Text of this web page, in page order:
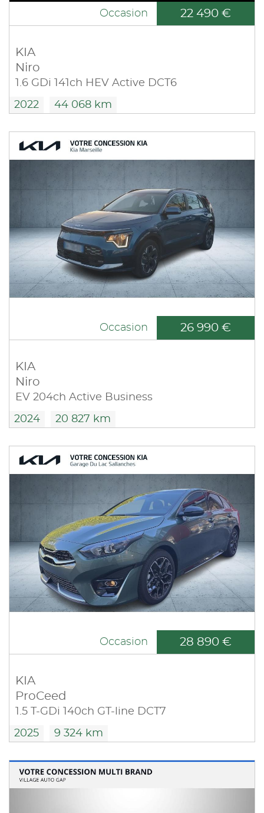
Occasion 22 490 €
KIA
Niro
1.6 GDi 141ch HEV Active DCT6
2022 44 068 km
Occasion 26 990 €
KIA
Niro
EV 204ch Active Business
2024 20 827 km
Occasion 28 890 €
KIA
ProCeed
1.5 T-GDi 140ch GT-line DCT7
2025 9 324 km